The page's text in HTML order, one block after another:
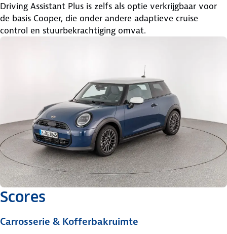
Driving Assistant Plus is zelfs als optie verkrijgbaar voor
de basis Cooper, die onder andere adaptieve cruise
control en stuurbekrachtiging omvat.
Scores
Carrosserie & Kofferbakruimte